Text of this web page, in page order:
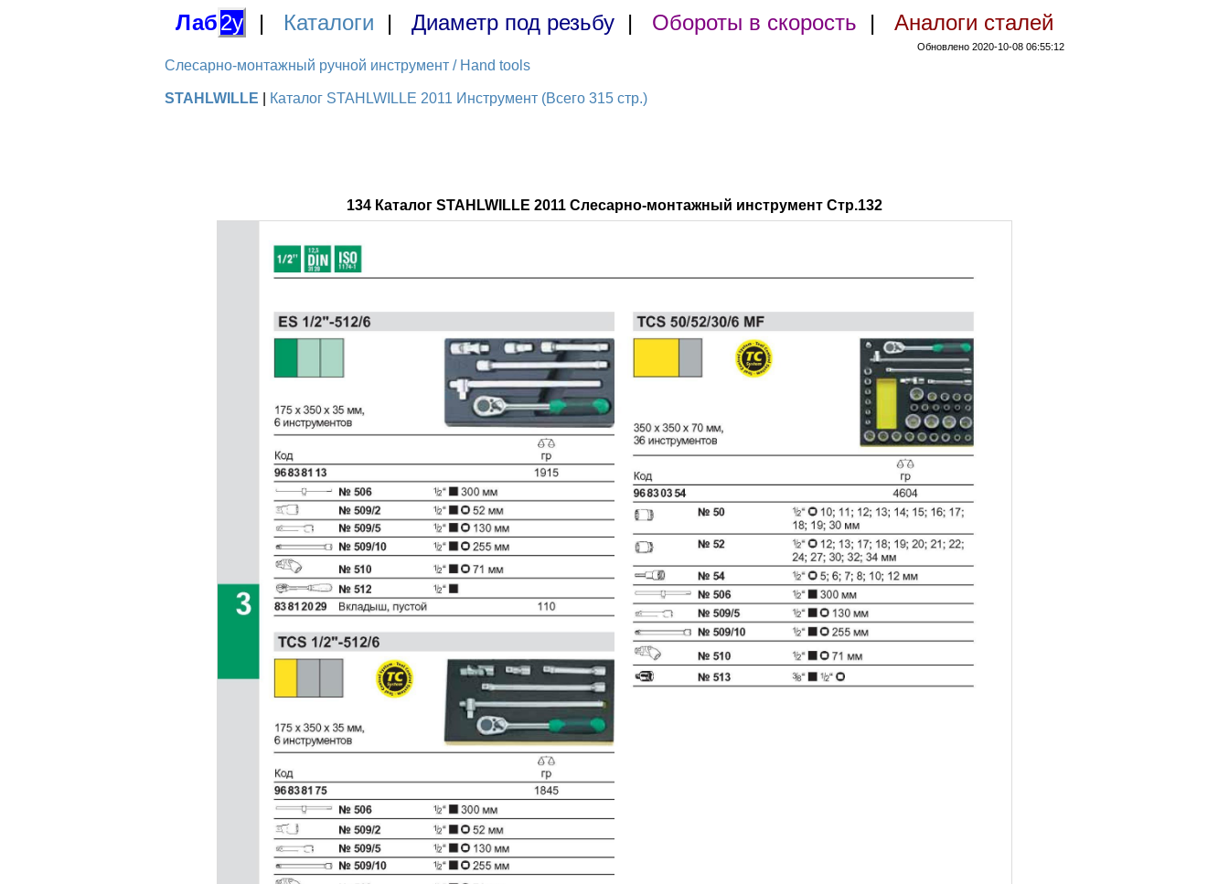
Лаб2у | Каталоги | Диаметр под резьбу | Обороты в скорость | Аналоги сталей
Обновлено 2020-10-08 06:55:12
Слесарно-монтажный ручной инструмент / Hand tools
STAHLWILLE Каталог STAHLWILLE 2011 Инструмент (Всего 315 стр.)
134 Каталог STAHLWILLE 2011 Слесарно-монтажный инструмент Стр.132